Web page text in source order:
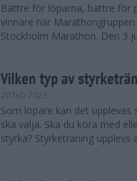
Bättre för löparna, bättre för
vinnare när
Stockholm Marathon. Den 3
Vilken typ av
20 feb 2023
Som löpare kan det
ska välja. Ska du köra med
styrka? Styrketräning upplevs